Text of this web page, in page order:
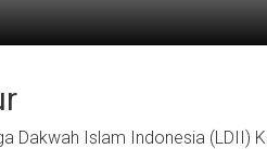
Dakwah Islam Indonesia (LDII)